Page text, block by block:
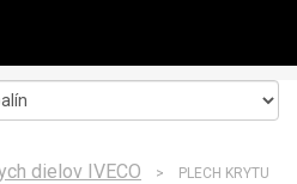
dielov IVECO > PLECH KRYTU